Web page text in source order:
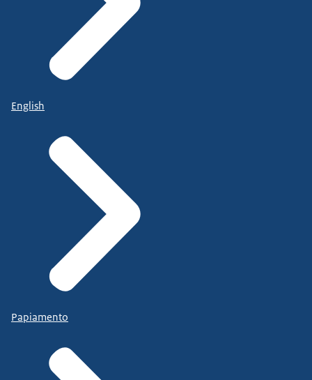
English
Papiamento